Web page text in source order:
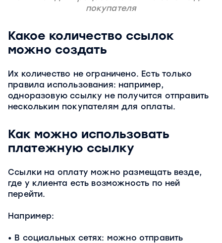
покупателя
Какое количество ссылок
можно создать
Их количество не ограничено. Есть только
правила использования: например,
одноразовую ссылку не получится отправить
нескольким покупателям для оплаты.
Как можно использовать
платежную ссылку
Ссылки на оплату можно размещать везде,
где у клиента есть возможность по ней
перейти.
Например:
В социальных сетях: можно отправить